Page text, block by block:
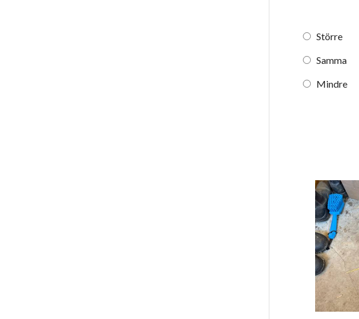
Större
Samma
Mindre